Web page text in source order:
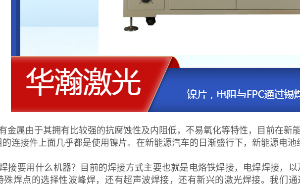
金属由于其拥有比较强的抗腐蚀性及内阻低，不易氧化等特性，目前在新
连接件上面几乎都是使用镍片。在新能源汽车的日渐盛行下，新能源电池
接要用什么机器？目前的焊接方式主要也就是电烙铁焊接，电焊焊接，
殊焊点的选择性波峰焊，还有超声波焊接，还有新兴的激光焊接。我们